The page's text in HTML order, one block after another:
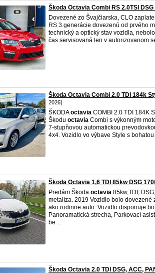
Škoda Octavia Combi RS 2.0TSI
Dovezené zo Švajčiarska, CLO
RS 3.generácie dovezenú od prvého
technický a optický stav vozidla,
čas servisovaná len v autorizovanom
Škoda Octavia Combi 2.0 TDI 184k
2026]
ŠKODAoctavia COMBI 2.0 TDI 184K
Škodu octavia Combi s výkonným
7-stupňovou automatickou
4x4. Vozidlo vo výbave Style s
Škoda Octavia 1,6 TDI 85kw DSG
Predám Škoda octavia 85kw,TDI,
metalíza. 2019 Vozidlo bolo dovezené
ako rodinne auto. Vozidlo disponuje
Panoramatická strecha, Parkovací
be ...
Škoda Octavia 2.0 TDI DSG, ACC,